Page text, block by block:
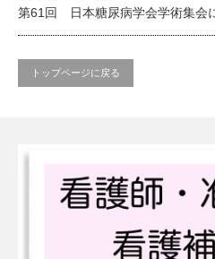
第61回 日本糖尿病学会学術集会
トップページに戻る